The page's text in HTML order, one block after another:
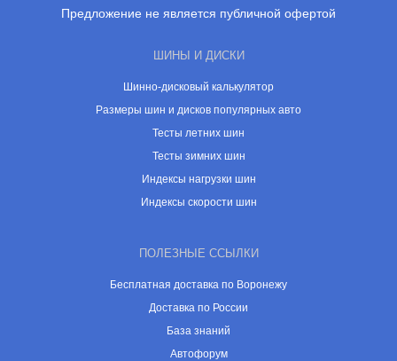
Предложение не является публичной офертой
ШИНЫ И ДИСКИ
Шинно-дисковый калькулятор
Размеры шин и дисков популярных авто
Тесты летних шин
Тесты зимних шин
Индексы нагрузки шин
Индексы скорости шин
ПОЛЕЗНЫЕ ССЫЛКИ
Бесплатная доставка по Воронежу
Доставка по России
База знаний
Автофорум